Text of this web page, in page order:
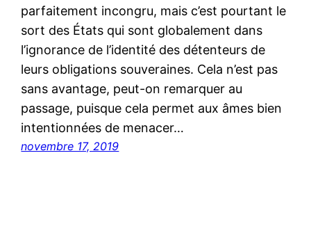
parfaitement incongru, mais c’est pourtant le
sort des États qui sont globalement dans
l’ignorance de l’identité des détenteurs de
leurs obligations souveraines. Cela n’est pas
sans avantage, peut-on remarquer au
passage, puisque cela permet aux âmes bien
intentionnées de menacer…
novembre 17, 2019